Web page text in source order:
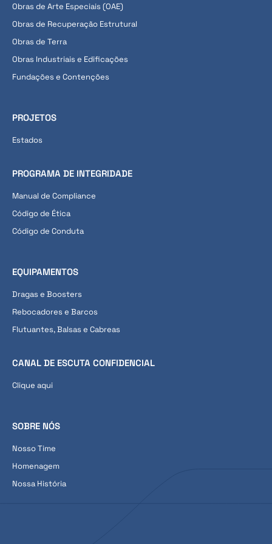
Obras de Arte Especiais (OAE)
Obras de Recuperação Estrutural
Obras de Terra
Obras Industriais e Edificações
Fundações e Contenções
PROJETOS
Estados
PROGRAMA DE INTEGRIDADE
Manual de Compliance
Código de Ética
Código de Conduta
EQUIPAMENTOS
Dragas e Boosters
Rebocadores e Barcos
Flutuantes, Balsas e Cabreas
CANAL DE ESCUTA CONFIDENCIAL
Clique aqui
SOBRE NÓS
Nosso Time
Homenagem
Nossa História